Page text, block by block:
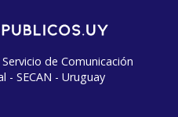
de Comunicación
- SECAN - Uruguay